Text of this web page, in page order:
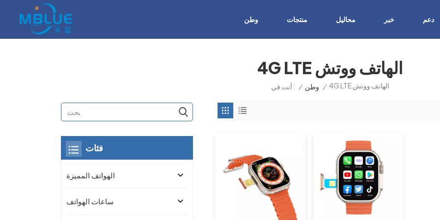
وطن منتجات محاليل خبر دعم
4G LTE الهاتف ووتش
أنت في : / وطن / 4G LTE الهاتف ووتش
فئات
الهواتف المميزة
ساعات الهواتف